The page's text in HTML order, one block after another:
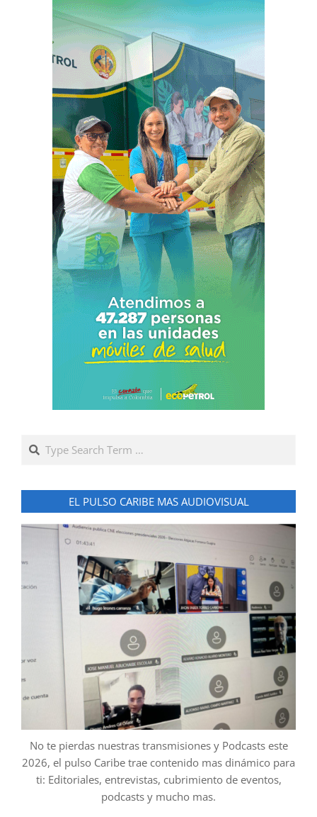
Search
EL PULSO CARIBE MAS AUDIOVISUAL
No te pierdas nuestras transmisiones y Podcasts este
2026, el pulso Caribe trae contenido mas dinámico para
ti: Editoriales, entrevistas, cubrimiento de eventos,
podcasts y mucho mas.